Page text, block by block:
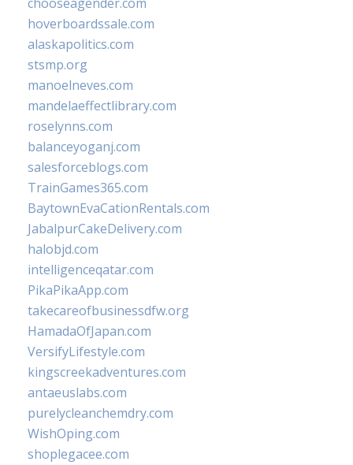
hoverboardssale.com
alaskapolitics.com
stsmp.org
manoelneves.com
mandelaeffectlibrary.com
roselynns.com
balanceyoganj.com
salesforceblogs.com
TrainGames365.com
BaytownEvaCationRentals.com
JabalpurCakeDelivery.com
halobjd.com
intelligenceqatar.com
PikaPikaApp.com
takecareofbusinessdfw.org
HamadaOfJapan.com
VersifyLifestyle.com
kingscreekadventures.com
antaeuslabs.com
purelycleanchemdry.com
WishOping.com
shoplegacee.com